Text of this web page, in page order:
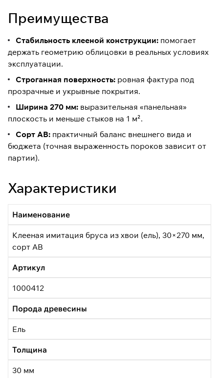
Преимущества
Стабильность клееной конструкции: помогает
держать геометрию облицовки в реальных условиях
эксплуатации.
Строганная поверхность: ровная фактура под
прозрачные и укрывные покрытия.
Ширина 270 мм: выразительная «панельная»
плоскость и меньше стыков на 1 м².
Сорт АВ: практичный баланс внешнего вида и
бюджета (точная выраженность пороков зависит от
партии).
Характеристики
Наименование
Клееная имитация бруса из хвои (ель), 30×270 мм,
сорт АВ
Артикул
1000412
Порода древесины
Ель
Толщина
30 мм